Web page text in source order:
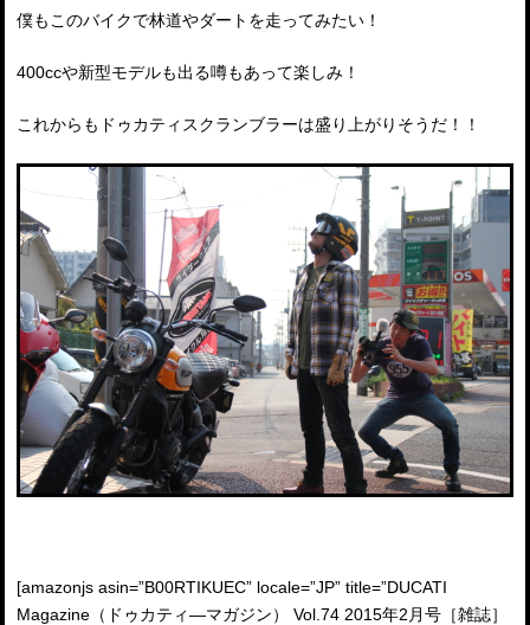
僕もこのバイクで林道やダートを走ってみたい！
400ccや新型モデルも出る噂もあって楽しみ！
これからもドゥカティスクランブラーは盛り上がりそうだ！！
[amazonjs asin=”B00RTIKUEC” locale=”JP” title=”DUCATI
Magazine（ドゥカティ―マガジン） Vol.74 2015年2月号［雑誌］